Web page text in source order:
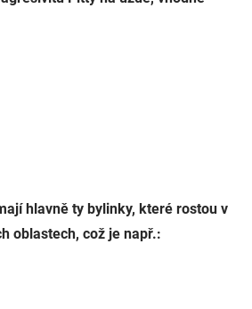
hlavně ty bylinky, které rostou v
oblastech, což je např.: